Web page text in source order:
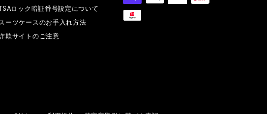
TSAロック暗証番号設定について
ーツケースのお手入れ方法
欺サイトのご注意